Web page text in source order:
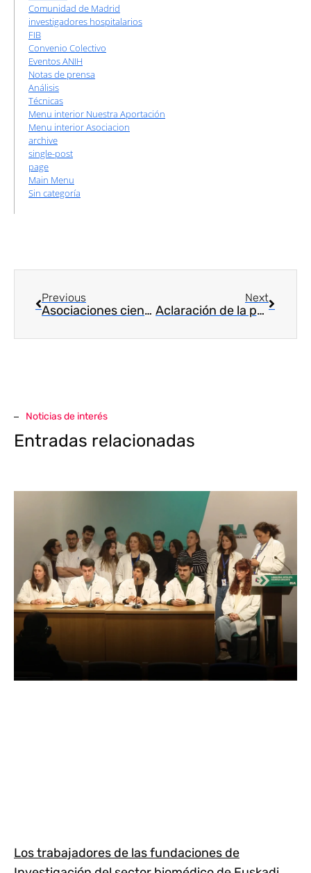
Comunidad de Madrid
investigadores hospitalarios
FIB
Convenio Colectivo
Eventos ANIH
Notas de prensa
Análisis
Técnicas
Menu interior Nuestra Aportación
Menu interior Asociacion
archive
single-post
page
Main Menu
Sin categoría
Previous
Asociaciones científicas recuerdan que el convenio especial no resuelve todos los problemas de las antiguas becas de investigación
Next
Aclaración de la presidencia de la ANIH
Noticias de interés
Entradas relacionadas
Los trabajadores de las fundaciones de